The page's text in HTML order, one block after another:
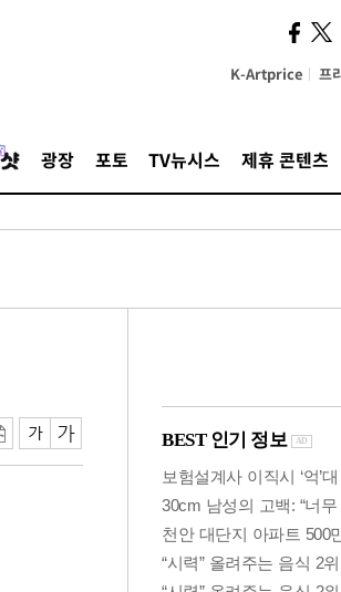
K-Artprice 프
광장 포토 TV뉴시스 제휴 콘텐츠
시,